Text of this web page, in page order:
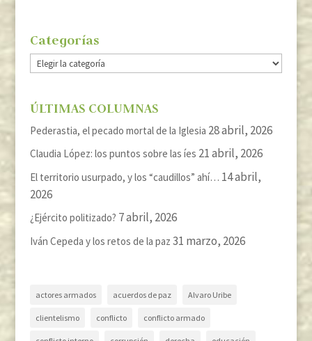
Categorías
Categorías
ÚLTIMAS COLUMNAS
Pederastia, el pecado mortal de la Iglesia 28 abril, 2026
Claudia López: los puntos sobre las íes 21 abril, 2026
El territorio usurpado, y los “caudillos” ahí… 14 abril,
2026
¿Ejército politizado? 7 abril, 2026
Iván Cepeda y los retos de la paz 31 marzo, 2026
actores armados acuerdos de paz Alvaro Uribe
clientelismo conflicto conflicto armado